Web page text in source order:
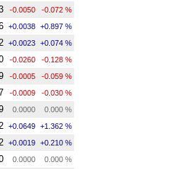
-0.0050 -0.072 %
+0.0038 +0.897 %
+0.0023 +0.074 %
-0.0260 -0.128 %
-0.0005 -0.059 %
-0.0009 -0.030 %
0.0000 0.000 %
+0.0649 +1.362 %
+0.0019 +0.210 %
0.0000 0.000 %